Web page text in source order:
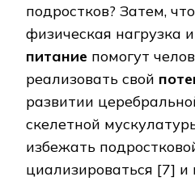
подростков? Затем,
физическая на­груз­ка и
питание помогут
реализовать свой
развитии
скелетной
избежать
циа­ли­зи­ро­вать­ся [7]